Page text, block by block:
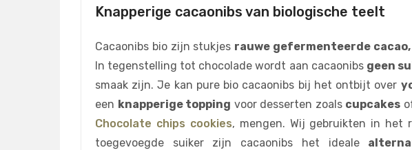
Knapperige cacaonibs van biologische teelt
Cacaonibs bio zijn stukjes rauwe gefermenteerde
In tegenstelling tot chocolade wordt aan cacaonibs geen
smaak zijn. Je kan pure bio cacaonibs bij het ontbijt over
een knapperige topping voor desserten zoals cupcakes
Chocolate chips cookies, mengen. Wij gebruikten in het
toegevoegde suiker zijn cacaonibs het ideale